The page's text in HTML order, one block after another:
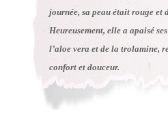
journée, sa peau était rouge et
Heureusement, elle a apaisé
l’aloe vera et de la trolamine,
confort et douceur.